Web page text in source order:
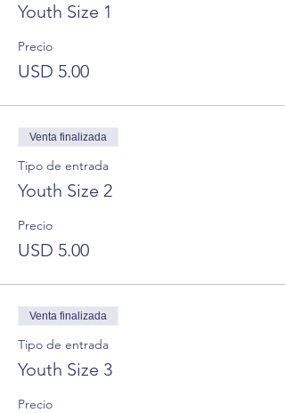
Youth Size 1
Precio
USD 5.00
Venta finalizada
Tipo de entrada
Youth Size 2
Precio
USD 5.00
Venta finalizada
Tipo de entrada
Youth Size 3
Precio